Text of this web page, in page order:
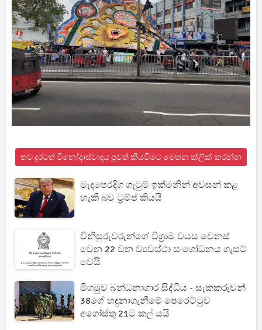
තව දුරටත් විනෝදාස්වාදය පුවත් කියවීමට මෙතන ක්ලික් කරන්න
මැදපෙරදිග ගැටුම් ඉක්මනින් අවසන් කළ
හැකි බව ට්‍රම්ප් කියයි
විනිසුරුවරුන්ගේ විශ්‍රාම වයස වෙනස්
වෙන 22 වන ව්‍යවස්ථා සංශෝධනය ගැසට්
වෙයි
මීගමුව බන්ධනාගාර සිද්ධිය - සැකකරුවන්
38ගේ හඳුනාගැනීමේ පෙරෙට්ටුව
අගෝස්තු 21ට කල් යයි